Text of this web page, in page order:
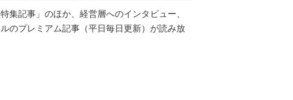
集記事」のほか、経営層へのインタビュー、
のプレミアム記事（平日毎日更新）が読み放